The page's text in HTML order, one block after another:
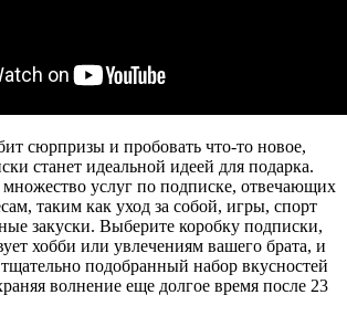
сюрпризы и пробовать что-то новое,
станет идеальной идеей для подарка.
услуг по подписке, отвечающих
таким как уход за собой, игры, спорт
закуски. Выберите коробку подписки,
хобби или увлечениям вашего брата, и
подобранный набор вкусностей
волнение еще долгое время после 23